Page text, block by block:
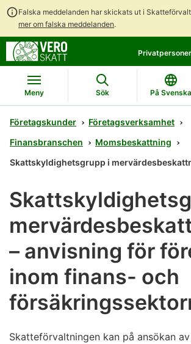
Falska meddelanden har skickats ut i
mer om falska meddelanden.
direkt
till
innehållet
till
hela
sökning
en
chattbot-
diskussion
Privatpersoner
Meny Sök På Svenska
Företagskunder
Företagsverksamhet
Finansbranschen
Momsbeskattning
Skattskyldighetsgrupp i
– anvisning för
inom finans- och
Skatteförvaltningen kan på ansökan